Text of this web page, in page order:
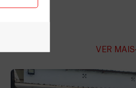
VER MAIS